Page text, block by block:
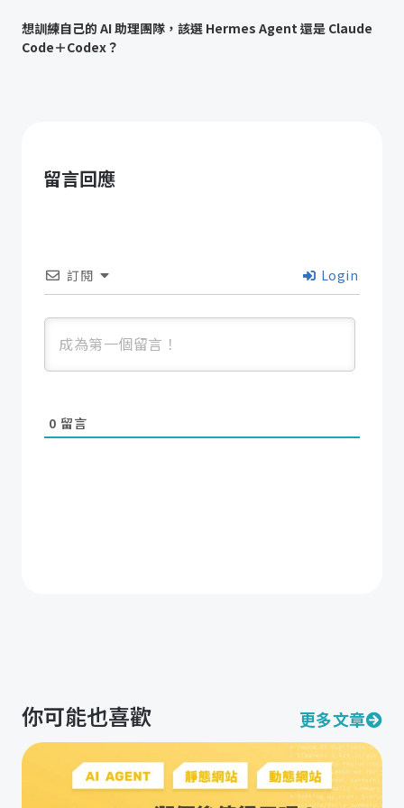
想訓練自己的 AI 助理團隊，該選 Hermes Agent 還是 Claude
Code＋Codex？
留言回應
訂閱 Login
0 留言
你可能也喜歡 更多文章